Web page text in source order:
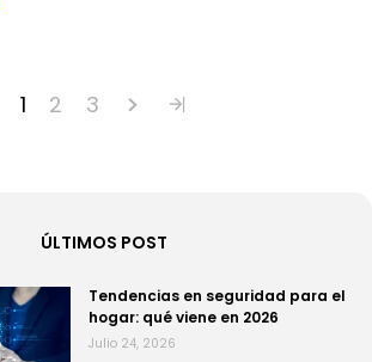
1 2 3
ÚLTIMOS POST
Tendencias en seguridad para el
hogar: qué viene en 2026
Julio 24, 2026